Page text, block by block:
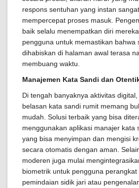
respons sentuhan yang instan
mempercepat proses masuk.
baik selalu menempatkan diri
pengguna untuk memastikan bahwa
dihabiskan di halaman awal terasa
membuang waktu.
Manajemen Kata Sandi dan
Di tengah banyaknya aktivitas
belasan kata sandi rumit memang
mudah. Solusi terbaik yang bisa
menggunakan aplikasi manajer kata
yang bisa menyimpan dan mengisi
secara otomatis dengan aman.
moderen juga mulai
biometrik untuk pengguna perangkat
pemindaian sidik jari atau